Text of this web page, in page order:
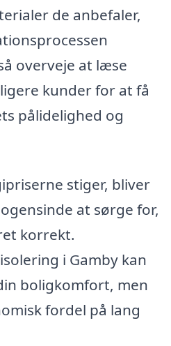
de anbefaler,
overveje at læse
kunder for at få
pålidelighed og
stiger, bliver
at sørge for,
korrekt.
i Gamby kan
boligkomfort, men
fordel på lang